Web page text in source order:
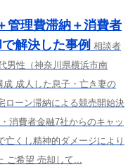
管理費滞納＋消費者
解決した事例 相談者
男性（神奈川県横浜市南
成人した息子・亡き妻の
ローン滞納による競売開始決
消費者金融7社からのキャッ
亡くし精神的ダメージにより
ご希望 売却して...